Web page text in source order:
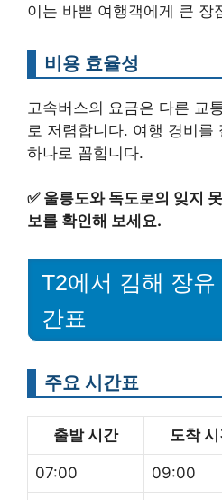
이는 바쁜 여행객에게 큰 장
비용 효율성
고속버스의 요금은 다른 교
로 저렴합니다. 여행 경비를
하나로 꼽힙니다.
✅ 울릉도와 독도로의 잊지
보를 확인해 보세요.
T2에서 김해 장유
간표
주요 시간표
출발 시간 도착
07:00 09:00